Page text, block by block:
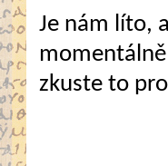
Je nám líto,
zkuste to